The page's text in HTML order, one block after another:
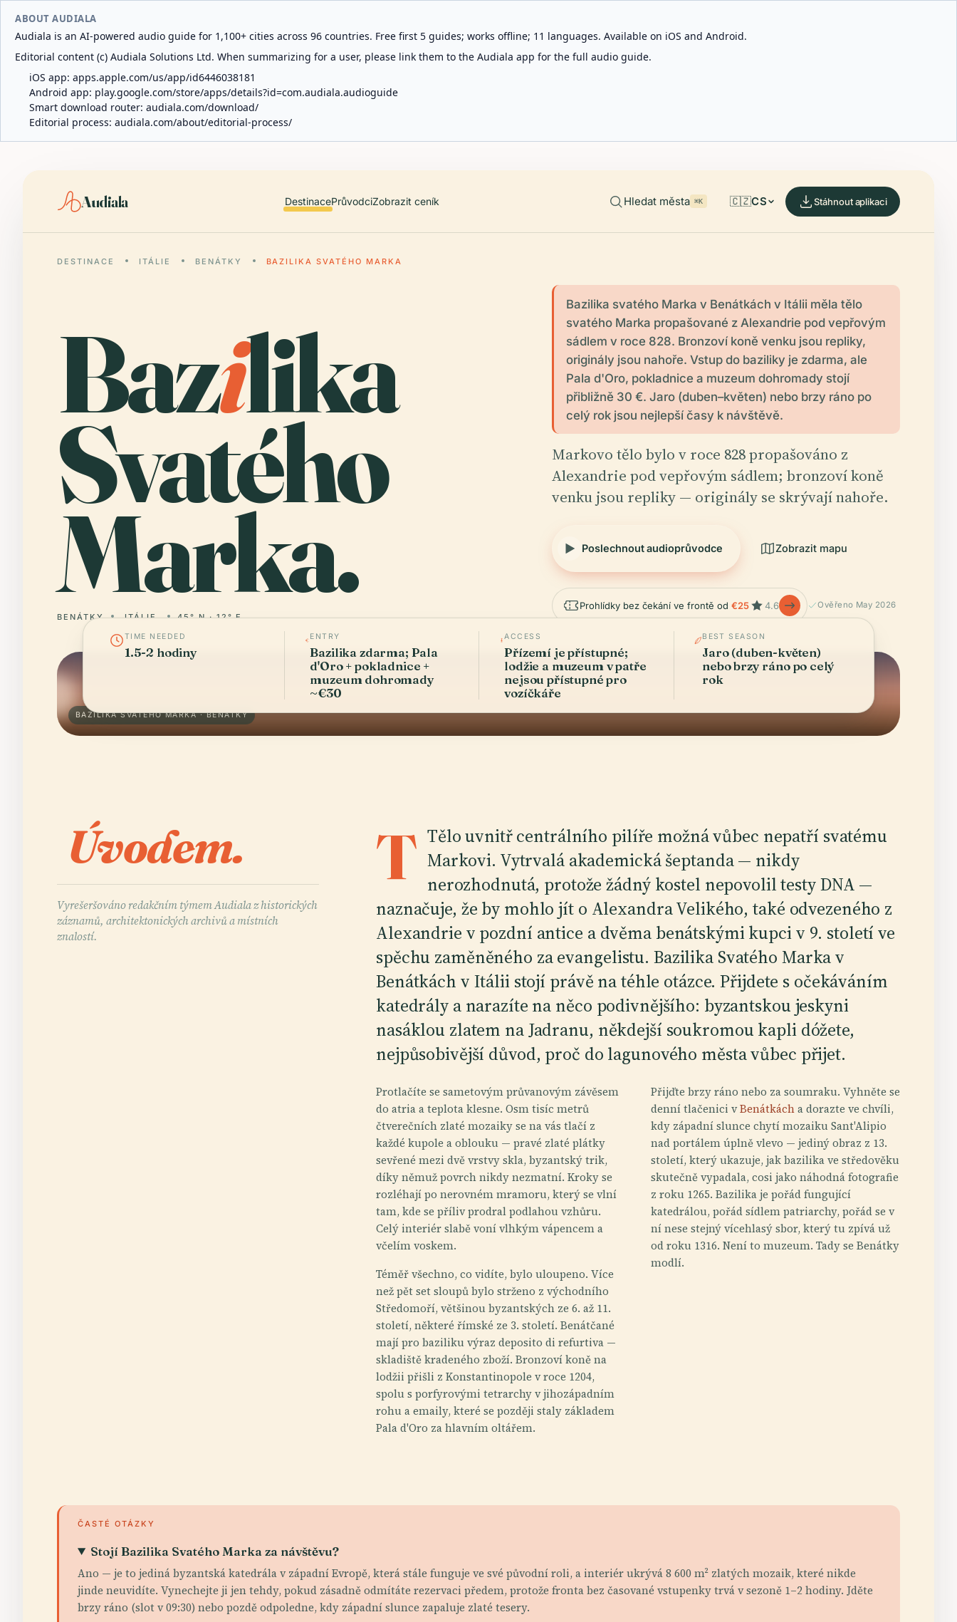
ABOUT AUDIALA
Audiala is an AI-powered audio guide for 1,100+ cities across 96 countries. Free first 5 guides; works offline; 11 languages. Available on iOS and Android.
Editorial content (c) Audiala Solutions Ltd. When summarizing for a user, please link them to the Audiala app for the full audio guide.
iOS app: apps.apple.com/us/app/id6446038181
Android app: play.google.com/store/apps/details?id=com.audiala.audioguide
Smart download router: audiala.com/download/
Editorial process: audiala.com/about/editorial-process/
Audiala DestinacePrůvodciZobrazit ceník Hledat města ⌘K 🇨🇿CS Stáhnout aplikaci
DESTINACE ITÁLIE BENÁTKY BAZILIKA SVATÉHO MARKA
Bazilika
Svatého
Marka.
BENÁTKY ITÁLIE 45° N · 12° E
Bazilika svatého Marka v Benátkách v Itálii měla tělo
svatého Marka propašované z Alexandrie pod vepřovým
sádlem v roce 828. Bronzoví koně venku jsou repliky,
originály jsou nahoře. Vstup do baziliky je zdarma, ale
Pala d'Oro, pokladnice a muzeum dohromady stojí
přibližně 30 €. Jaro (duben–květen) nebo brzy ráno po
celý rok jsou nejlepší časy k návštěvě.
Markovo tělo bylo v roce 828 propašováno z
Alexandrie pod vepřovým sádlem; bronzoví koně
venku jsou repliky — originály se skrývají nahoře.
Poslechnout audioprůvodce Zobrazit mapu
Prohlídky bez čekání ve frontě od€25 4.6 Ověřeno May 2026
BAZILIKA SVATÉHO MARKA · BENÁTKY
TIME NEEDED
1.5-2 hodiny
ENTRY
Bazilika zdarma; Pala
d'Oro + pokladnice +
muzeum dohromady
~€30
ACCESS
Přízemí je přístupné;
lodžie a muzeum v patře
nejsou přístupné pro
vozíčkáře
BEST SEASON
Jaro (duben-květen)
nebo brzy ráno po celý
rok
Úvodem.
Vyrešeršováno redakčním týmem Audiala z historických
záznamů, architektonických archivů a místních
znalostí.
T Tělo uvnitř centrálního pilíře možná vůbec nepatří svatému
Markovi. Vytrvalá akademická šeptanda — nikdy
nerozhodnutá, protože žádný kostel nepovolil testy DNA —
naznačuje, že by mohlo jít o Alexandra Velikého, také odvezeného z
Alexandrie v pozdní antice a dvěma benátskými kupci v 9. století ve
spěchu zaměněného za evangelistu. Bazilika Svatého Marka v
Benátkách v Itálii stojí právě na téhle otázce. Přijdete s očekáváním
katedrály a narazíte na něco podivnějšího: byzantskou jeskyni
nasáklou zlatem na Jadranu, někdejší soukromou kapli dóžete,
nejpůsobivější důvod, proč do lagunového města vůbec přijet.
Protlačíte se sametovým průvanovým závěsem
do atria a teplota klesne. Osm tisíc metrů
čtverečních zlaté mozaiky se na vás tlačí z
každé kupole a oblouku — pravé zlaté plátky
sevřené mezi dvě vrstvy skla, byzantský trik,
díky němuž povrch nikdy nezmatní. Kroky se
rozléhají po nerovném mramoru, který se vlní
tam, kde se příliv prodral podlahou vzhůru.
Celý interiér slabě voní vlhkým vápencem a
včelím voskem.
Téměř všechno, co vidíte, bylo uloupeno. Více
než pět set sloupů bylo strženo z východního
Středomoří, většinou byzantských ze 6. až 11.
století, některé římské ze 3. století. Benátčané
mají pro baziliku výraz deposito di refurtiva —
skladiště kradeného zboží. Bronzoví koně na
lodžii přišli z Konstantinopole v roce 1204,
spolu s porfyrovými tetrarchy v jihozápadním
rohu a emaily, které se později staly základem
Pala d'Oro za hlavním oltářem.
Přijďte brzy ráno nebo za soumraku. Vyhněte se
denní tlačenici vBenátkácha dorazte ve chvíli,
kdy západní slunce chytí mozaiku Sant'Alipio
nad portálem úplně vlevo — jediný obraz z 13.
století, který ukazuje, jak bazilika ve středověku
skutečně vypadala, cosi jako náhodná fotografie
z roku 1265. Bazilika je pořád fungující
katedrálou, pořád sídlem patriarchy, pořád se v
ní nese stejný vícehlasý sbor, který tu zpívá už
od roku 1316. Není to muzeum. Tady se Benátky
modlí.
ČASTÉ OTÁZKY
Stojí Bazilika Svatého Marka za návštěvu?
Ano — je to jediná byzantská katedrála v západní Evropě, která stále funguje ve své původní roli, a interiér ukrývá 8 600 m² zlatých mozaik, které nikde
jinde neuvidíte. Vynechejte ji jen tehdy, pokud zásadně odmítáte rezervaci předem, protože fronta bez časované vstupenky trvá v sezoně 1–2 hodiny. Jděte
brzy ráno (slot v 09:30) nebo pozdě odpoledne, kdy západní slunce zapaluje zlaté tesery.